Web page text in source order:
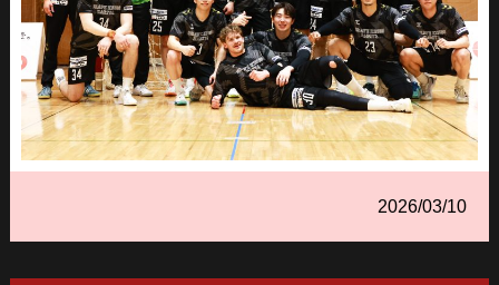
2026/03/10